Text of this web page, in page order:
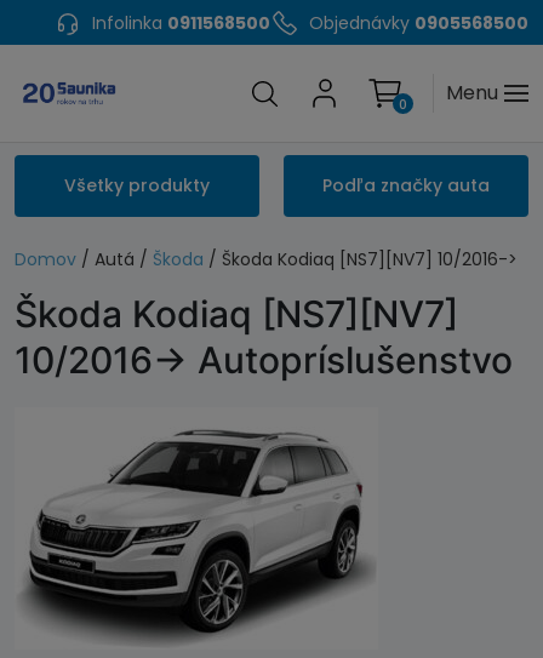
Infolinka 0911568500 Objednávky 0905568500
Menu
0
Všetky produkty Podľa značky auta
Domov / Autá / Škoda / Škoda Kodiaq [NS7][NV7] 10/2016->
Škoda Kodiaq [NS7][NV7]
10/2016-> Autopríslušenstvo